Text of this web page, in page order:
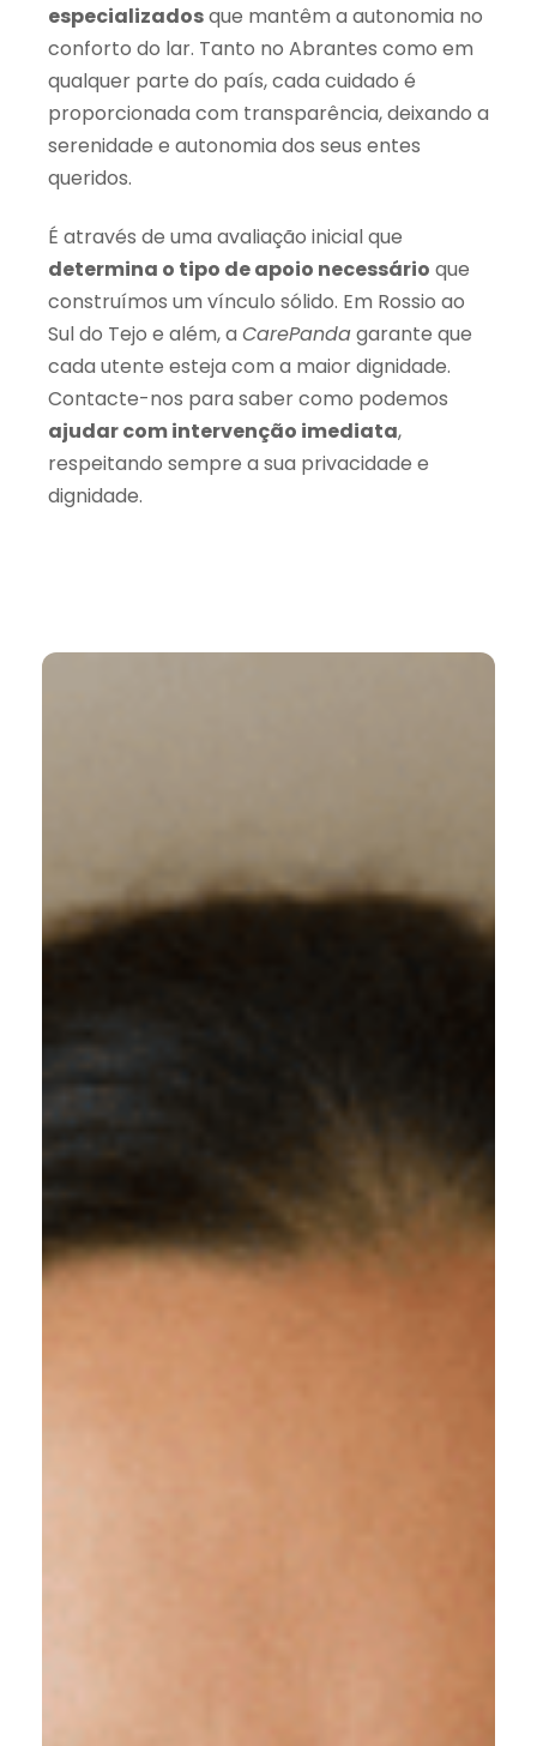
especializadosque mantêm a autonomia no
conforto do lar. Tanto no Abrantes como em
qualquer parte do país, cada cuidado é
proporcionada com transparência, deixando a
serenidade e autonomia dos seus entes
queridos.
É através de uma avaliação inicial que
determina o tipo de apoio necessário que
construímos um vínculo sólido. Em Rossio ao
Sul do Tejo e além, a CarePandagarante que
cada utente esteja com a maior dignidade.
Contacte-nos para saber como podemos
ajudar com intervenção imediata,
respeitando sempre a sua privacidade e
dignidade.